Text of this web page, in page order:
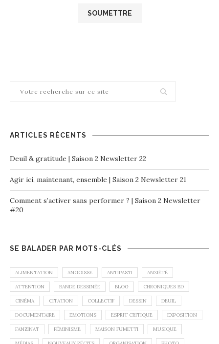
ARTICLES RÉCENTS
Deuil & gratitude | Saison 2 Newsletter 22
Agir ici, maintenant, ensemble | Saison 2 Newsletter 21
Comment s’activer sans performer ? | Saison 2 Newsletter
#20
SE BALADER PAR MOTS-CLÉS
ALIMENTATION ANGOISSE ANTIPASTI ANXIÉTÉ
ATTENTION BANDE DESSINÉE BLOG CHRONIQUES BD
CINÉMA CITATION COLLECTIF DESSIN DEUIL
DOCUMENTAIRE EMOTIONS ESPRIT CRITIQUE EXPOSITION
FANZINAT FÉMINISME MAISON FUMETTI MUSIQUE